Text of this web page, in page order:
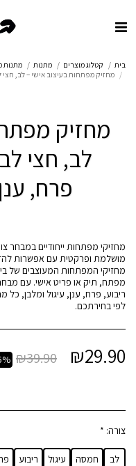
בית קטלוג מוצרים מתנות
מתנות
מחזיק מפתחות בעיצוב אישי – לב, חצי
מחזיק
לב, חצי
פרח,
מחזיקי מפתחות ייחודיים במבחר
מחזיקי המפתחות המעוצבים של
מפתח, תיק או פריט אישי. עם
ריבוע, פרח, ענן, עיגול ומלבן,
לפי בחירתכם.
₪29.90
₪39.90
צורה: *
לב חמסה עיגול ריבוע